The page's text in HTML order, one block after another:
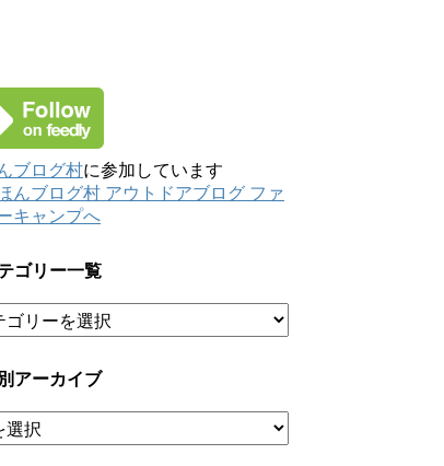
ブログ村に参加しています
ゴリー一覧
アーカイブ